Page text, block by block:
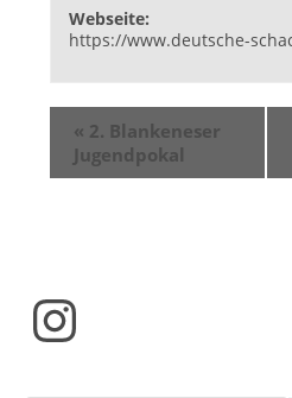
Webseite:
https://www.deutsche-
« 2. Blankeneser
Jugendpokal
Instagram